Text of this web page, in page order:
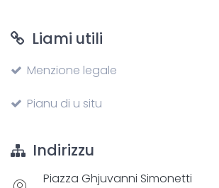
Liami utili
Menzione legale
Pianu di u situ
Indirizzu
Piazza Ghjuvanni Simonetti